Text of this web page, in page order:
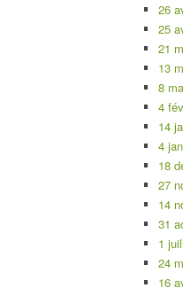
26
25
21
13
8
4
14
4
18
27
14
31
1
24
16